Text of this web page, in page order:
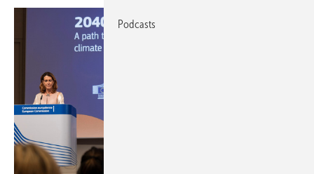
Podcasts